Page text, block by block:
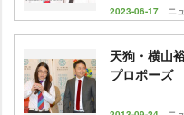
2023-06-17 ニ
天狗・横山
プロポーズ